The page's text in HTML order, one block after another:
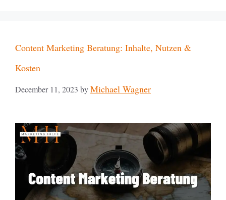
Content Marketing Beratung: Inhalte, Nutzen &
Kosten
December 11, 2023 byMichael Wagner